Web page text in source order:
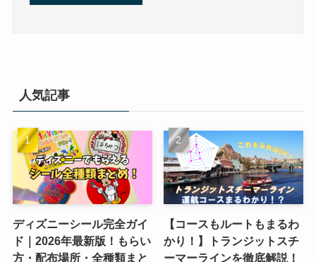
人気記事
ディズニーシール完全ガイ
ド｜2026年最新版！もらい
方・配布場所・全種類まと
【コースもルートもまるわ
かり！】トランジットスチ
ーマーラインを徹底解説！